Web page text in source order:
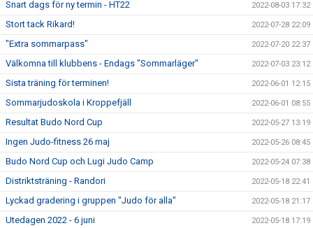
Snart dags för ny termin - HT22 2022-08-03 17:32
Stort tack Rikard! 2022-07-28 22:09
"Extra sommarpass" 2022-07-20 22:37
Välkomna till klubbens - Endags "Sommarläger" 2022-07-03 23:12
Sista träning för terminen! 2022-06-01 12:15
Sommarjudoskola i Kroppefjäll 2022-06-01 08:55
Resultat Budo Nord Cup 2022-05-27 13:19
Ingen Judo-fitness 26 maj 2022-05-26 08:45
Budo Nord Cup och Lugi Judo Camp 2022-05-24 07:38
Distriktsträning - Randori 2022-05-18 22:41
Lyckad gradering i gruppen "Judo för alla" 2022-05-18 21:17
Utedagen 2022 - 6 juni 2022-05-18 17:19